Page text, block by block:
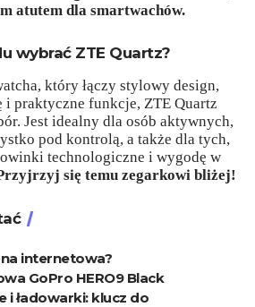
atutem dla smartwachów.
wybrać ZTE Quartz?
który łączy stylowy design,
praktyczne funkcje, ZTE Quartz
Jest idealny dla osób aktywnych,
pod kontrolą, a także dla tych,
technologiczne i wygodę w
się temu zegarkowi bliżej!
internetowa?
GoPro HERO9 Black
i ładowarki: klucz do